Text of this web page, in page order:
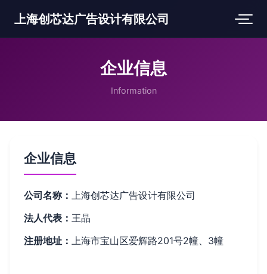
上海创芯达广告设计有限公司
企业信息
Information
企业信息
公司名称： 上海创芯达广告设计有限公司
法人代表： 王晶
注册地址： 上海市宝山区爱辉路201号2幢、3幢